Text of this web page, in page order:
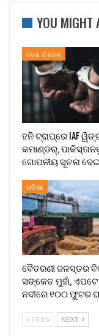
YOU MIGHT
ଦେଶ ବିଦେଶ
ହନି ଟ୍ରାପ୍‌ରେ IAF
କମାଣ୍ଡର୍,
ଗୋପନୀୟ ସୂଚନା
ଓଡିଶା
ବୈତରଣୀ ଜଳସ୍ତର
ସଙ୍କେତ ମୁହାଁ, ଏପଟେ
ନଦୀରେ ୧୦୦ ଫୁଟର
PREV NEXT